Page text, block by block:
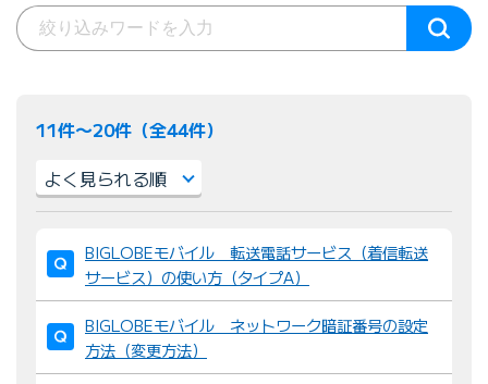
11件〜20件（全44件）
び
替
え
：
BIGLOBEモバイル 転送電話サービス（着信転送
サービス）の使い方（タイプA）
BIGLOBEモバイル ネットワーク暗証番号の設定
方法（変更方法）